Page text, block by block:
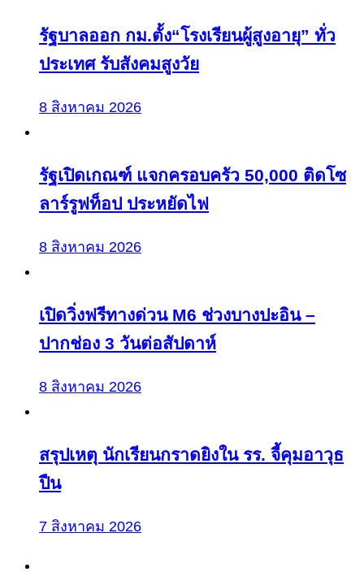
รัฐบาลออก กม.ตั้ง“โรงเรียนผู้สูงอายุ” ทั่ว
ประเทศ รับสังคมสูงวัย
8 สิงหาคม 2026
รัฐเปิดเกณฑ์ แจกครอบครัว 50,000 ติดโซ
ลาร์รูฟท็อป ประหยัดไฟ
8 สิงหาคม 2026
เปิดวิ่งฟรีทางด่วน M6 ช่วงบางปะอิน –
ปากช่อง 3 วันต่อสัปดาห์
8 สิงหาคม 2026
สรุปเหตุ นักเรียนกราดยิงใน รร. จี้คุมอาวุธ
ปืน
7 สิงหาคม 2026